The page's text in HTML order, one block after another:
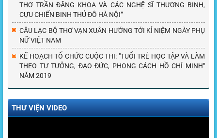
THƠ TRẦN ĐĂNG KHOA VÀ CÁC NGHỆ SĨ THƯƠNG BINH,
CỰU CHIẾN BINH THỦ ĐÔ HÀ NỘI”
CÂU LẠC BỘ THƠ VẠN XUÂN HƯỚNG TỚI KỈ NIỆM NGÀY PHỤ
NỮ VIỆT NAM
KẾ HOẠCH TỔ CHỨC CUỘC THI: "TUỔI TRẺ HỌC TẬP VÀ LÀM
THEO TƯ TƯỞNG, ĐẠO ĐỨC, PHONG CÁCH HỒ CHÍ MINH"
NĂM 2019
THƯ VIỆN VIDEO